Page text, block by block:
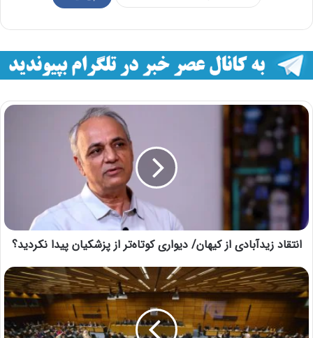
انتقاد زیدآبادی از کیهان/ دیواری کوتاه‌تر از پزشکیان پیدا نکردید؟